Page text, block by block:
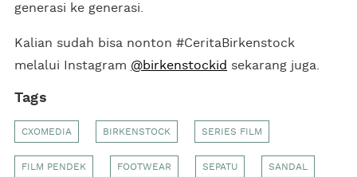
generasi ke generasi.
Kalian sudah bisa nonton #CeritaBirkenstock
melalui Instagram @birkenstockid sekarang juga.
Tags
CXOMEDIA BIRKENSTOCK SERIES FILM
FILM PENDEK FOOTWEAR SEPATU SANDAL